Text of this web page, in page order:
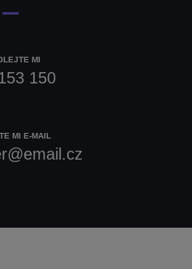
MI
150
MI E-MAIL